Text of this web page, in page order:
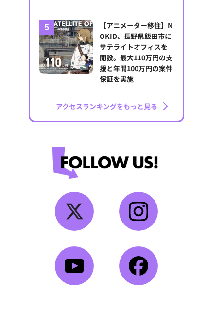
【アニメーター移住】N
OKID、長野県飯田市に
サテライトオフィスを
開設。最大110万円の支
援と年間100万円の案件
保証を実施
アクセスランキングをもっと見る